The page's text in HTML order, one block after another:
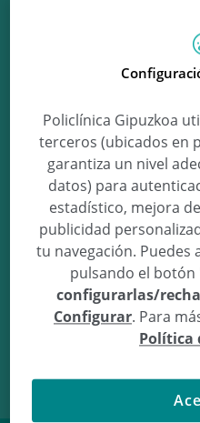
Mauro-
05/01/17 18:55
Policlínica Gipuzkoa
terceros (ubicados en
garantiza un nivel
datos) para
estadístico, mejora
publicidad
tu navegación. Puedes
pulsando el botón
configurarlas/
Configurar. Para
Política